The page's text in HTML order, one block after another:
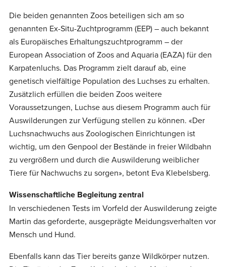
Die beiden genannten Zoos beteiligen sich am so
genannten Ex-Situ-Zuchtprogramm (EEP) – auch bekannt
als Europäisches Erhaltungszuchtprogramm – der
European Association of Zoos and Aquaria (EAZA) für den
Karpatenluchs. Das Programm zielt darauf ab, eine
genetisch vielfältige Population des Luchses zu erhalten.
Zusätzlich erfüllen die beiden Zoos weitere
Voraussetzungen, Luchse aus diesem Programm auch für
Auswilderungen zur Verfügung stellen zu können. «Der
Luchsnachwuchs aus Zoologischen Einrichtungen ist
wichtig, um den Genpool der Bestände in freier Wildbahn
zu vergrößern und durch die Auswilderung weiblicher
Tiere für Nachwuchs zu sorgen», betont Eva Klebelsberg.
Wissenschaftliche Begleitung zentral
In verschiedenen Tests im Vorfeld der Auswilderung zeigte
Martin das geforderte, ausgeprägte Meidungsverhalten vor
Mensch und Hund.
Ebenfalls kann das Tier bereits ganze Wildkörper nutzen.